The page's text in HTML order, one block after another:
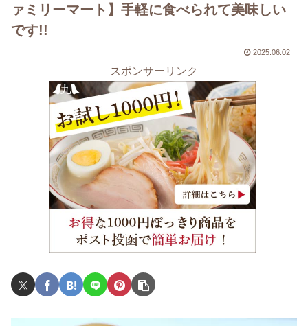
ァミリーマート】手軽に食べられて美味しい
です!!
2025.06.02
スポンサーリンク